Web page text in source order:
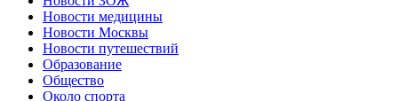
Новости медицины
Новости Москвы
Новости путешествий
Образование
Общество
Около спорта